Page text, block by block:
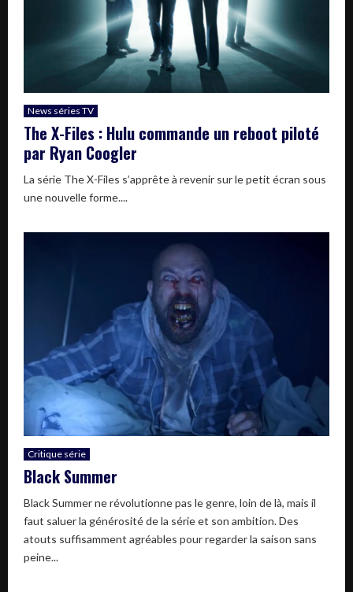
News séries TV
The X-Files : Hulu commande un reboot piloté
par Ryan Coogler
La série The X-Files s’apprête à revenir sur le petit écran sous
une nouvelle forme....
Critique série
Black Summer
Black Summer ne révolutionne pas le genre, loin de là, mais il
faut saluer la générosité de la série et son ambition. Des
atouts suffisamment agréables pour regarder la saison sans
peine...